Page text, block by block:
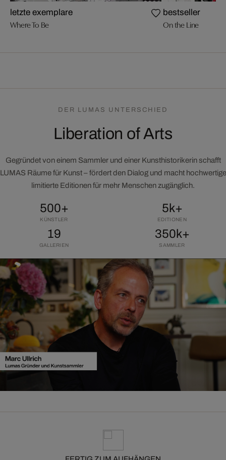
letzte exemplare
Where To Be
bestseller
On the Line
DER LUMAS UNTERSCHIED
Liberation of Arts
Gegründet von einem Sammler und einer Kunsthistorikerin schafft
LUMAS Räume für Kunst – fördert den Dialog und macht hochwertige
limitierte Editionen für mehr Menschen zugänglich.
500+
KÜNSTLER
5k+
EDITIONEN
19
GALLERIEN
350k+
SAMMLER